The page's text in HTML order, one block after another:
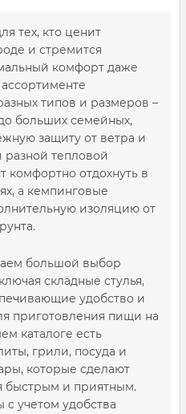
тех, кто ценит
и стремится
комфорт даже
типов и размеров –
больших семейных,
защиту от ветра и
тепловой
комфортно отдохнуть в
а кемпинговые
изоляцию от
большой выбор
складные стулья,
удобство и
приготовления пищи на
каталоге есть
грили, посуда и
которые сделают
быстрым и приятным.
с учетом удобства